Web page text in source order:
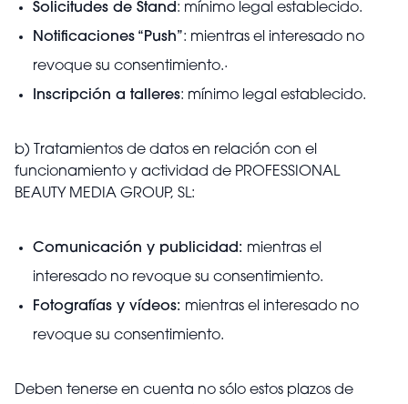
Solicitudes de Stand: mínimo legal establecido.
Notificaciones “Push”: mientras el interesado no
revoque su consentimiento.·
Inscripción a talleres: mínimo legal establecido.
b)
Tratamientos de datos en relación con el
funcionamiento y actividad de PROFESSIONAL
BEAUTY MEDIA GROUP, SL:
Comunicación y publicidad: mientras el
interesado no revoque su consentimiento.
Fotografías y vídeos: mientras el interesado no
revoque su consentimiento.
Deben tenerse en cuenta no sólo estos plazos de